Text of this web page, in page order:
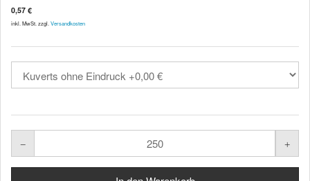
0,57 €
inkl. MwSt. zzgl. Versandkosten